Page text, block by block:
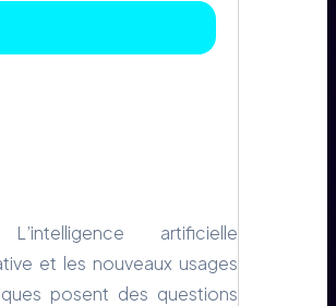
artificielle
et les nouveaux usages
posent des questions